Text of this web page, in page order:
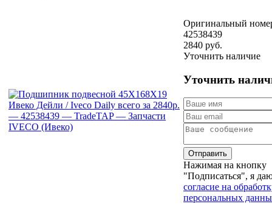
Оригинальный
42538439
2840 руб.
Уточнить наличие
Уточнить
Отправить
Нажимая на кнопку
"Подписаться", я
согласие на
персональных